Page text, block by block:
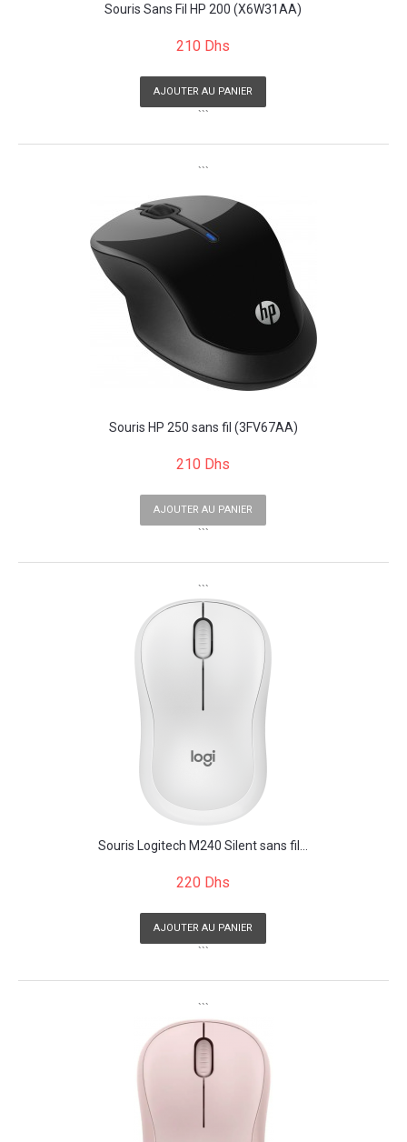
Souris Sans Fil HP 200 (X6W31AA)
210 Dhs
AJOUTER AU PANIER
```
```
Souris HP 250 sans fil (3FV67AA)
210 Dhs
AJOUTER AU PANIER
```
```
Souris Logitech M240 Silent sans fil...
220 Dhs
AJOUTER AU PANIER
```
```